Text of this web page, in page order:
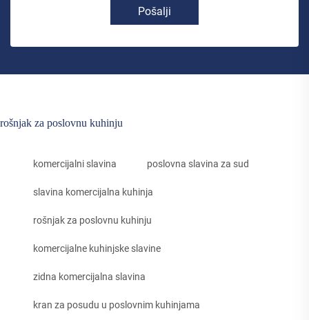
Pošalji
rošnjak za poslovnu kuhinju
komercijalni slavina poslovna slavina za sud
slavina komercijalna kuhinja
rošnjak za poslovnu kuhinju
komercijalne kuhinjske slavine
zidna komercijalna slavina
kran za posudu u poslovnim kuhinjama